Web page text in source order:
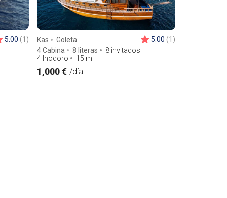
5.00 (1) Kas
Goleta
4 Cabina
8 literas
8 invitados
4 Inodoro
15 m
1,000 € /día
5.00 (1)